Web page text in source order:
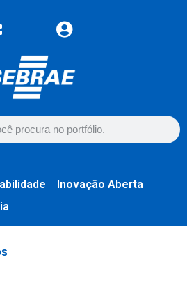
Inovação Aberta